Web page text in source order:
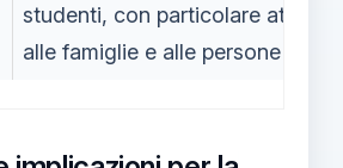
studenti, con particolare
alle famiglie e alle persone